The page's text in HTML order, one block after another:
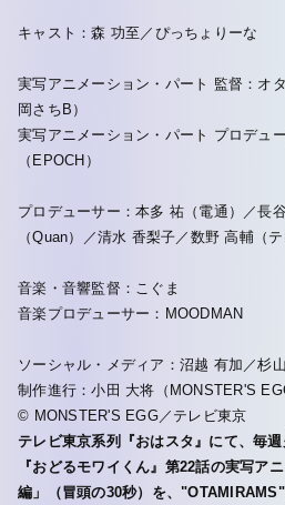
キャスト：森 功至／ぴっちょりーな
実写アニメーション・パート 監督：オ
岡さちB）
実写アニメーション・パート プロデュ
（EPOCH）
プロデューサー：本多 祐（電通）／長
（Quan）／清水 香梨子／数野 高輔（テ
音楽・音響監督：こぐま
音楽プロデューサー：MOODMAN
ソーシャル・メディア：沼越 有加／杉
制作進行：小田 大将（MONSTER'S
© MONSTER'S EGG／テレビ東京
テレビ東京系列『おはスタ』にて、毎週
『おどるモワイくん』第22話の実写ア
編」（冒頭の30秒）を、"OTAMIRAMS"